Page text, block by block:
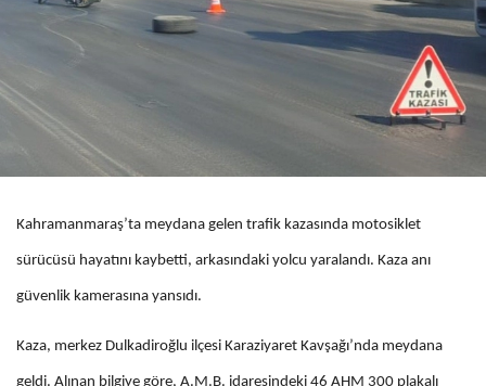
Kahramanmaraş’ta meydana gelen trafik kazasında motosiklet
sürücüsü hayatını kaybetti, arkasındaki yolcu yaralandı. Kaza anı
güvenlik kamerasına yansıdı.
Kaza, merkez Dulkadiroğlu ilçesi Karaziyaret Kavşağı’nda meydana
geldi. Alınan bilgiye göre, A.M.B. idaresindeki 46 AHM 300 plakalı